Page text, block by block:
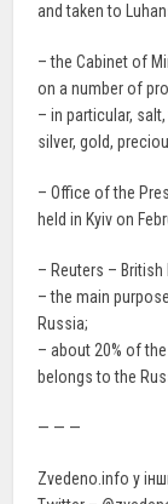
and taken to
– the Cabinet of
on a number of
– in particular,
silver, gold,
– Office of the
held in Kyiv on
– Reuters –
– the main
Russia;
– about 20% of
belongs to the
— — —
Zvedeno.info у